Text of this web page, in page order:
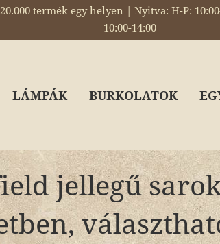
termék egy helyen | Nyitva: H-P:
10:00-14:00
LÁMPÁK BURKOLATOK
jellegű